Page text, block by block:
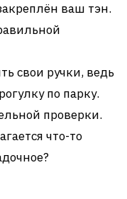
ваш тэн.
свои ручки, ведь
по парку.
проверки.
что-то